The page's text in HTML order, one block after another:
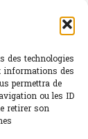
des technologies
informations des
permettra de
ou les ID
retirer son
?
la santé.